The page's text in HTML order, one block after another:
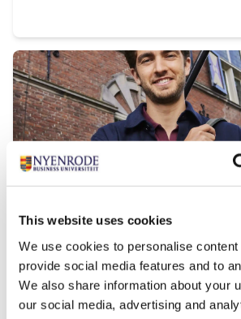
This website uses cookies
We use cookies to personalise
provide social media features and to
We also share information about your
our social media, advertising and
Impact MBA Executive
Startdatum:
Maart 2027
Taal: